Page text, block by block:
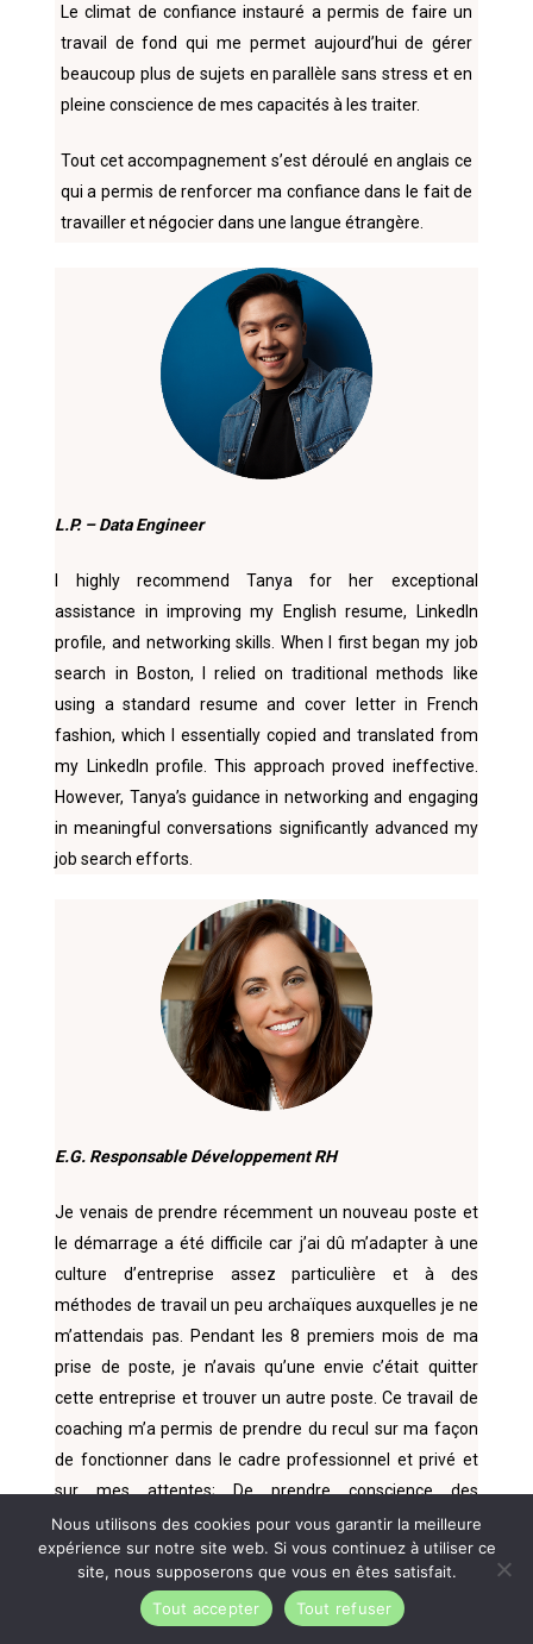
Le climat de confiance instauré a permis de faire un
travail de fond qui me permet aujourd’hui de gérer
beaucoup plus de sujets en parallèle sans stress et en
pleine conscience de mes capacités à les traiter.
Tout cet accompagnement s’est déroulé en anglais ce
qui a permis de renforcer ma confiance dans le fait de
travailler et négocier dans une langue étrangère.
L.P. – Data Engineer
I highly recommend Tanya for her exceptional
assistance in improving my English resume, LinkedIn
profile, and networking skills. When I first began my job
search in Boston, I relied on traditional methods like
using a standard resume and cover letter in French
fashion, which I essentially copied and translated from
my LinkedIn profile. This approach proved ineffective.
However, Tanya’s guidance in networking and engaging
in meaningful conversations significantly advanced my
job search efforts.
E.G. Responsable Développement RH
Je venais de prendre récemment un nouveau poste et
le démarrage a été difficile car j’ai dû m’adapter à une
culture d’entreprise assez particulière et à des
méthodes de travail un peu archaïques auxquelles je ne
m’attendais pas. Pendant les 8 premiers mois de ma
prise de poste, je n’avais qu’une envie c’était quitter
cette entreprise et trouver un autre poste. Ce travail de
coaching m’a permis de prendre du recul sur ma façon
de fonctionner dans le cadre professionnel et privé et
sur mes attentes; De prendre conscience des
comportements qui pouvaient me fragiliser et de
mettre en place un début de plan d’actions. Merci Tania
ton accompagnement m’aura permis de me poser les
bonnes questions
Nous utilisons des cookies pour vous garantir la meilleure
expérience sur notre site web. Si vous continuez à utiliser ce
site, nous supposerons que vous en êtes satisfait.
Tout accepter
Tout refuser